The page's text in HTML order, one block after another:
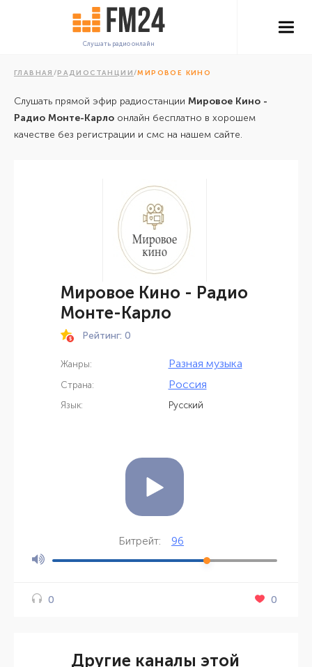
Слушать радио онлайн
ГЛАВНАЯ /РАДИОСТАНЦИИ/МИРОВОЕ КИНО
Слушать прямой эфир радиостанции Мировое Кино -
Радио Монте-Карло онлайн бесплатно в хорошем
качестве без регистрации и смс на нашем сайте.
Мировое Кино - Радио
Монте-Карло
Рейтинг: 0
Жанры: Разная музыка
Страна: Россия
Язык: Русский
Битрейт: 96
0 0
Другие каналы этой